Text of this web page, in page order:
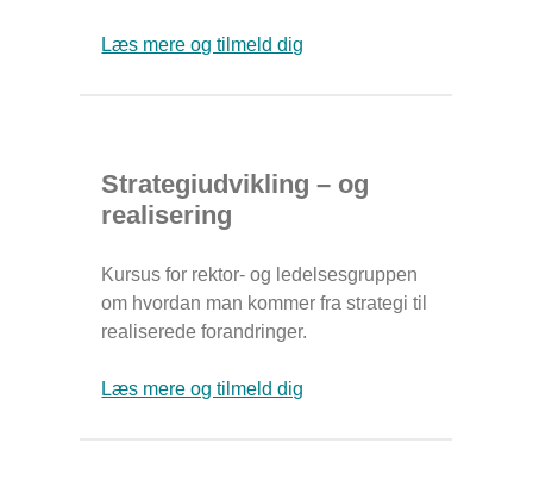
Læs mere og tilmeld dig
Strategiudvikling – og
realisering
Kursus for rektor- og ledelsesgruppen
om hvordan man kommer fra strategi til
realiserede forandringer.
Læs mere og tilmeld dig